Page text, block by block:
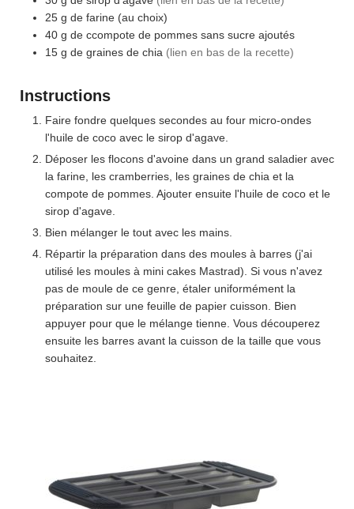
25 g de farine (au choix)
40 g de ccompote de pommes sans sucre ajoutés
15 g de graines de chia (lien en bas de la recette)
Instructions
Faire fondre quelques secondes au four micro-ondes
l'huile de coco avec le sirop d'agave.
Déposer les flocons d'avoine dans un grand saladier avec
la farine, les cramberries, les graines de chia et la
compote de pommes. Ajouter ensuite l'huile de coco et le
sirop d'agave.
Bien mélanger le tout avec les mains.
Répartir la préparation dans des moules à barres (j'ai
utilisé les moules à mini cakes Mastrad). Si vous n'avez
pas de moule de ce genre, étaler uniformément la
préparation sur une feuille de papier cuisson. Bien
appuyer pour que le mélange tienne. Vous découperez
ensuite les barres avant la cuisson de la taille que vous
souhaitez.